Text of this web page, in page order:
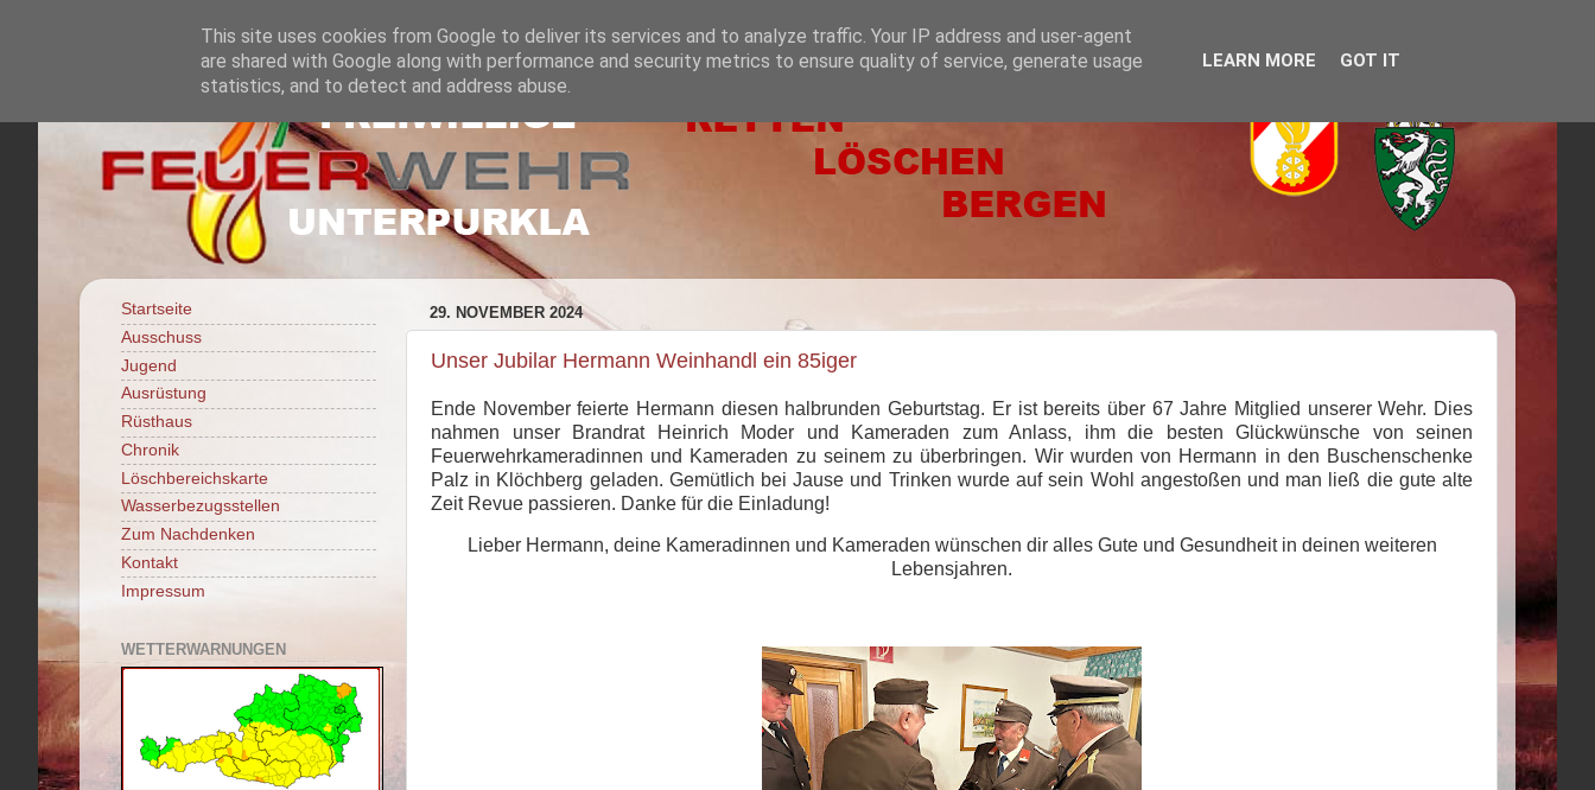
29. NOVEMBER 2024
Unser Jubilar Hermann Weinhandl ein 85iger
Ende November feierte Hermann diesen halbrunden Geburtstag. Er ist bereits über 67 Jahre Mitglied unserer Wehr. Dies
nahmen unser Brandrat Heinrich Moder und Kameraden zum Anlass, ihm die besten Glückwünsche von seinen
Feuerwehrkameradinnen und Kameraden zu seinem zu überbringen. Wir wurden von Hermann in den Buschenschenke
Palz in Klöchberg geladen. Gemütlich bei Jause und Trinken wurde auf sein Wohl angestoßen und man ließ die gute alte
Zeit Revue passieren. Danke für die Einladung!
Lieber Hermann, deine Kameradinnen und Kameraden wünschen dir alles Gute und Gesundheit in deinen weiteren
Lebensjahren.
Startseite
Ausschuss
Jugend
Ausrüstung
Rüsthaus
Chronik
Löschbereichskarte
Wasserbezugsstellen
Zum Nachdenken
Kontakt
Impressum
WETTERWARNUNGEN
This site uses cookies from Google to deliver its services and to analyze traffic. Your IP address and user-agent
are shared with Google along with performance and security metrics to ensure quality of service, generate usage
statistics, and to detect and address abuse.
LEARN MORE GOT IT